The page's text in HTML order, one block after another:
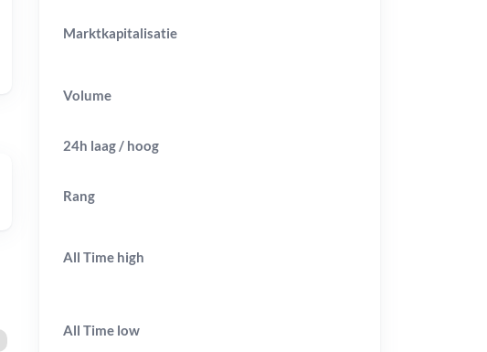
Marktkapitalisatie
Volume
24h laag / hoog
Rang
All Time high
All Time low